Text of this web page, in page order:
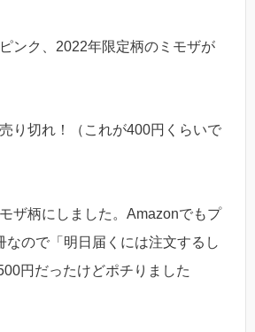
ンク、2022年限定柄のミモザが
り切れ！（これが400円くらいで
ザ柄にしました。Amazonでもプ
なので「明日届くには注文するし
円だったけどポチりました